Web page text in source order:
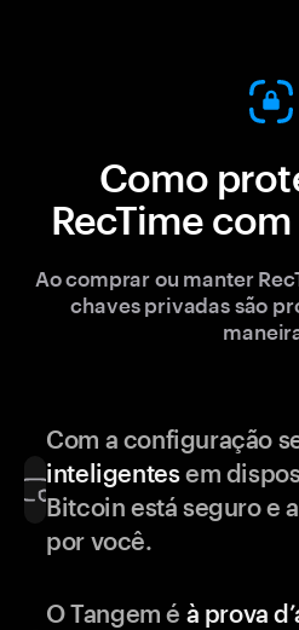
Como
RecTime
Ao comprar ou manter
chaves privadas são
Com a configuração
inteligentesem
Bitcoin está seguro e
por você.
O Tangem é à prova